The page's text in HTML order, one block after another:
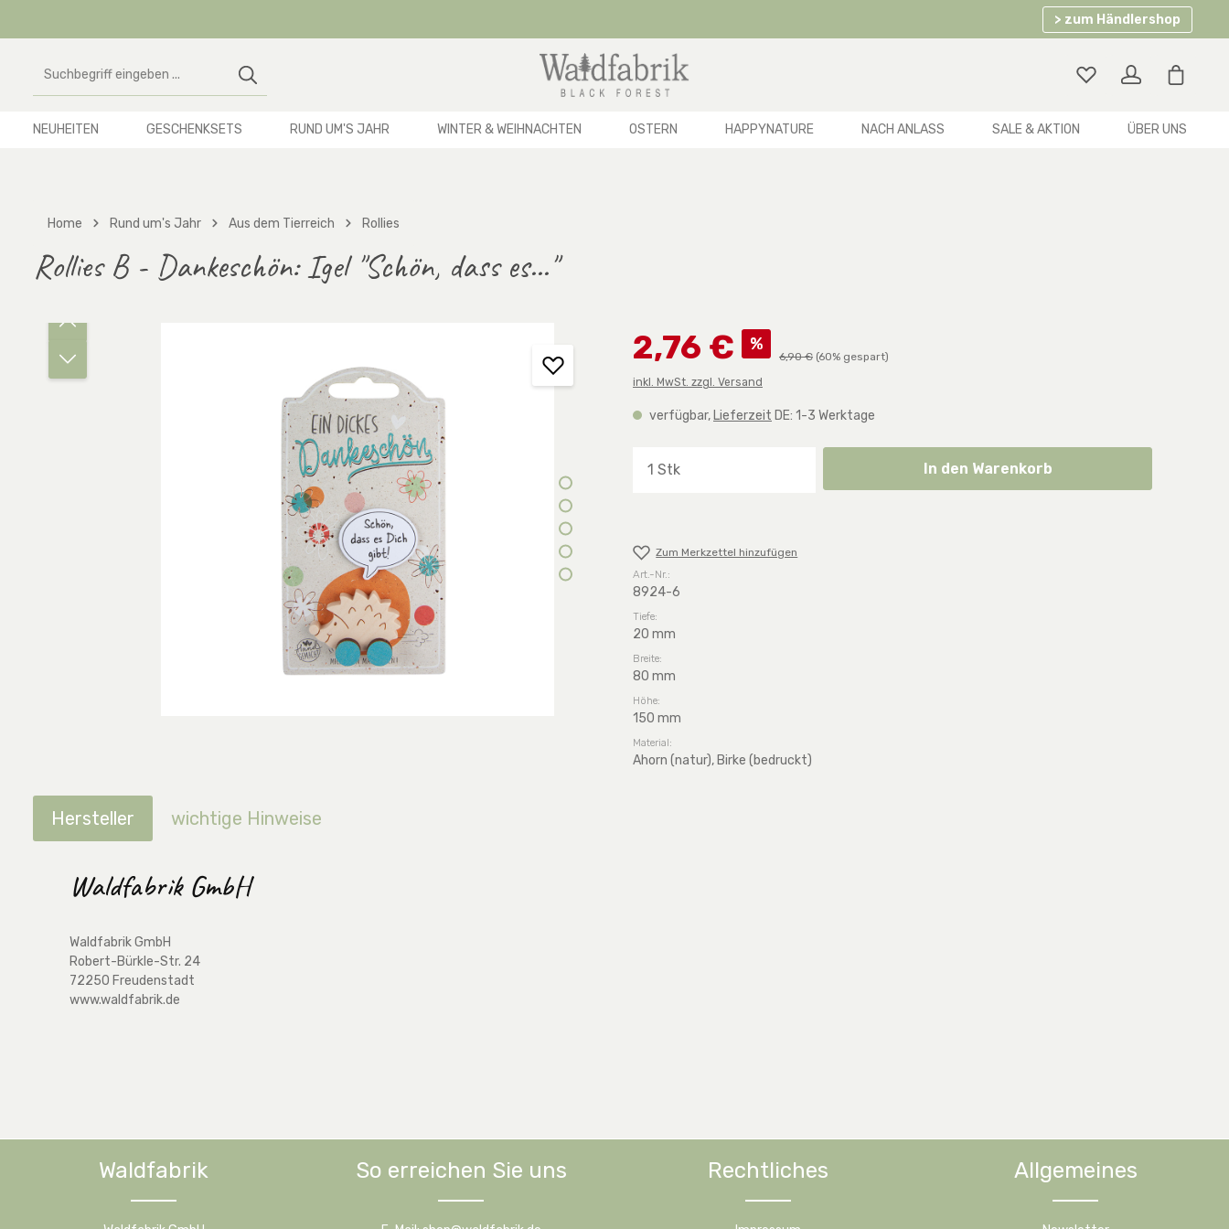
> zum Händlershop
NEUHEITEN GESCHENKSETS RUND UM'S JAHR WINTER & WEIHNACHTEN OSTERN HAPPYNATURE NACH ANLASS SALE & AKTION ÜBER UNS
Home Rund um's Jahr Aus dem Tierreich Rollies
Rollies B - Dankeschön: Igel "Schön, dass es..."
Bildergalerie überspringen 2,76 € %
Regulärer Preis:
6,90 € (60% gespart)
inkl. MwSt. zzgl. Versand
verfügbar, Lieferzeit DE: 1-3 Werktage
Produkt Anzahl: Gib den gewünschten Wert ein oder
In den Warenkorb
Zum Merkzettel hinzufügen
Art.-Nr.:
8924-6
Tiefe:
20 mm
Breite:
80 mm
Höhe:
150 mm
Material:
Ahorn (natur), Birke (bedruckt)
Hersteller wichtige Hinweise
Waldfabrik GmbH
Waldfabrik GmbH
Robert-Bürkle-Str. 24
72250 Freudenstadt
www.waldfabrik.de
Waldfabrik So erreichen Sie uns Rechtliches Allgemeines